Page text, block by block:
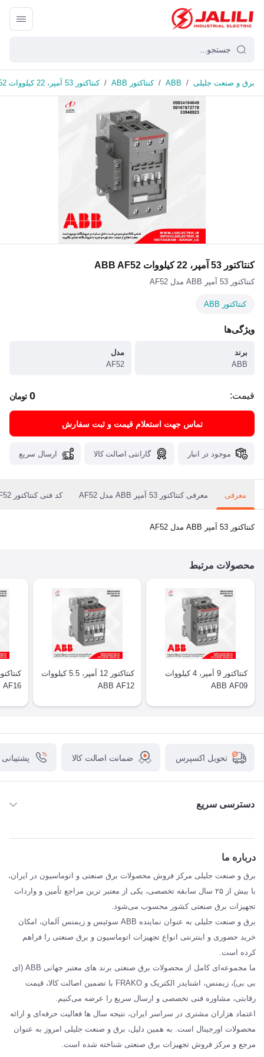
برق و صنعت جلیلی /
ABB
/ کنتاکتور ABB / کنتاکتور 53 آمپر، 22 کیلووات ABB AF52
کنتاکتور 53 آمپر، 22 کیلووات ABB AF52
کنتاکتور 53 آمپر ABB مدل AF52
کنتاکتور ABB
ویژگی‌ها
برند
ABB
مدل
AF52
قیمت: 0 تومان
تماس جهت استعلام قیمت و ثبت سفارش
موجود در انبار گارانتی اصالت کالا ارسال سریع
معرفی معرفی کنتاکتور 53 آمپر ABB مدل AF52 کد فنی کنتاکتور ABB AF52
کنتاکتور 53 آمپر ABB مدل AF52
محصولات مرتبط
کنتاکتور 9 آمپر، 4 کیلووات
ABB AF09
کنتاکتور 12 آمپر، 5.5 کیلووات
ABB AF12
AF16
تحویل اکسپرس ضمانت اصالت کالا
دسترسی سریع
SCHNEIDER
فراکو FRAKO
مقالات تخصصی برق صنعتی
درباره ما
برق و صنعت جلیلی مرکز فروش محصولات برق صنعتی و اتوماسیون در ایران،
با بیش از ۲۵ سال سابقه تخصصی، یکی از معتبر ترین مراجع تأمین و واردات
تجهیزات برق صنعتی کشور محسوب می‌شود.
برق و صنعت جلیلی به عنوان نماینده ABB سوئیس و زیمنس آلمان، امکان
خرید حضوری و اینترنتی انواع تجهیزات اتوماسیون و برق صنعتی را فراهم
کرده است.
ما مجموعه‌ای کامل از محصولات برق صنعتی برند های معتبر جهانی ABB (ای
بی بی)، زیمنس، اشنایدر الکتریک و FRAKO با تضمین اصالت کالا، قیمت
رقابتی، مشاوره فنی تخصصی و ارسال سریع را عرضه می‌کنیم.
اعتماد هزاران مشتری در سراسر ایران، نتیجه سال ها فعالیت حرفه‌ای و ارائه
محصولات اورجینال است. به همین دلیل، برق و صنعت جلیلی امروز به عنوان
مرجع و مرکز فروش تجهیزات برق صنعتی شناخته شده است.